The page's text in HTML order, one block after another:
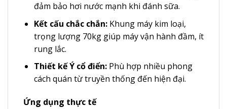
đảm bảo hơi nước mạnh khi đánh sữa.
Kết cấu chắc chắn:Khung máy kim loại,
trọng lượng 70kg giúp máy vận hành đầm, ít
rung lắc.
Thiết kế Ý cổ điển:Phù hợp nhiều phong
cách quán từ truyền thống đến hiện đại.
Ứng dụng thực tế